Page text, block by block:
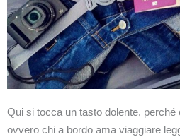
Qui si tocca un tasto dolente, perché
ovvero chi a bordo ama viaggiare